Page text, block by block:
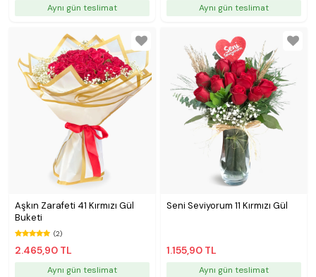
Aynı gün teslimat Aynı gün teslimat
Aşkın Zarafeti 41 Kırmızı Gül
Buketi
(2)
2.465,90 TL
Aynı gün teslimat
Seni Seviyorum 11 Kırmızı Gül
1.155,90 TL
Aynı gün teslimat